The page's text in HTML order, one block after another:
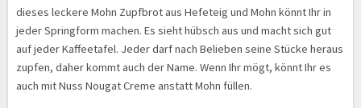
dieses leckere Mohn Zupfbrot aus Hefeteig und Mohn könnt Ihr in
jeder Springform machen. Es sieht hübsch aus und macht sich gut
auf jeder Kaffeetafel. Jeder darf nach Belieben seine Stücke heraus
zupfen, daher kommt auch der Name. Wenn Ihr mögt, könnt Ihr es
auch mit Nuss Nougat Creme anstatt Mohn füllen.